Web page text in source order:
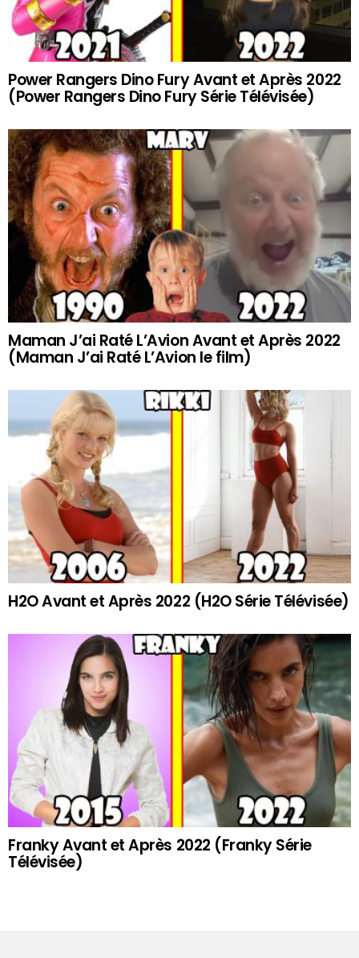
Power Rangers Dino Fury Avant et Après 2022
(Power Rangers Dino Fury Série Télévisée)
Maman J’ai Raté L’Avion Avant et Après 2022
(Maman J’ai Raté L’Avion le film)
H2O Avant et Après 2022 (H2O Série Télévisée)
Franky Avant et Après 2022 (Franky Série
Télévisée)